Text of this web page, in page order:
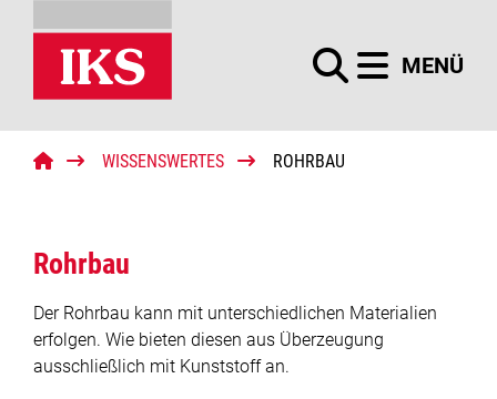
MENÜ
SuchbegriffeWISSENSWERTES ROHRBAU
Rohrbau
Der Rohrbau kann mit unterschiedlichen Materialien
erfolgen. Wie bieten diesen aus Überzeugung
ausschließlich mit Kunststoff an.
Startseite
Kunststoffbau
News
Jobs